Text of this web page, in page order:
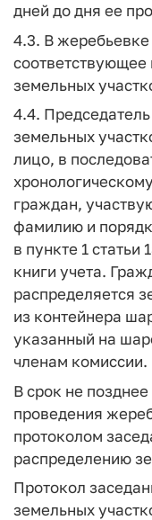
дней до дня ее
4.3. В жеребьевке
земельных
4.4.
земельных
лицо, в
граждан,
фамилию и
в пункте 1 статьи
книги учета.
распределяется
из контейнера
указанный на
членам комиссии.
В срок не
проведения
протоколом
распределению
Протокол
земельных